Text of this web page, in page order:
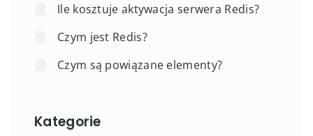
Ile kosztuje aktywacja serwera Redis?
Czym jest Redis?
Czym są powiązane elementy?
Kategorie